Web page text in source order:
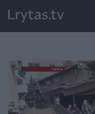
Paremkite Ukrainą